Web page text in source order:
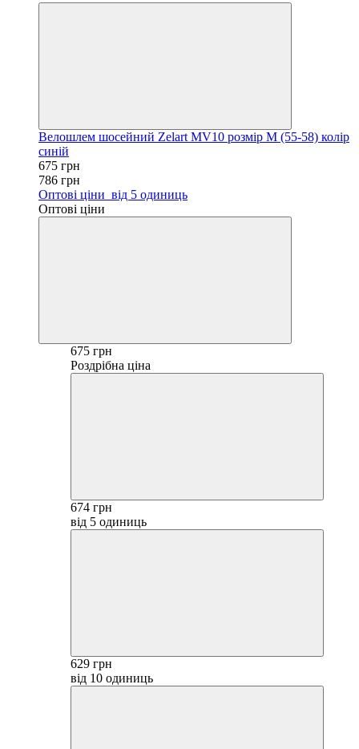
Велошлем шосейний Zelart MV10 розмір M (55-58) колір
синій
675 грн
786 грн
Оптові ціни від 5 одиниць
Оптові ціни
675 грн
Роздрібна ціна
674 грн
від 5 одиниць
629 грн
від 10 одиниць